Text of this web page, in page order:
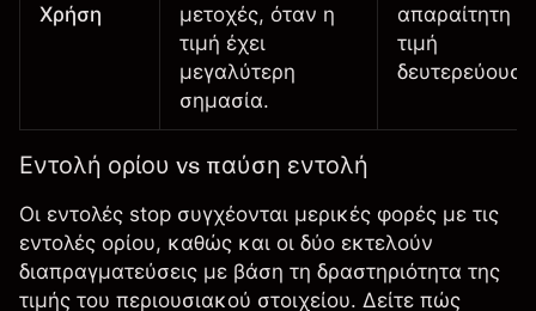
Χρήση
μετοχές, όταν η
τιμή έχει
μεγαλύτερη
σημασία.
απαραίτητη
τιμή
Εντολή ορίου vs παύση εντολή
Οι εντολές stop συγχέονται μερικές φορές με τις
εντολές ορίου, καθώς και οι δύο εκτελούν
διαπραγματεύσεις με βάση τη δραστηριότητα της
τιμής του περιουσιακού στοιχείου. Δείτε πώς